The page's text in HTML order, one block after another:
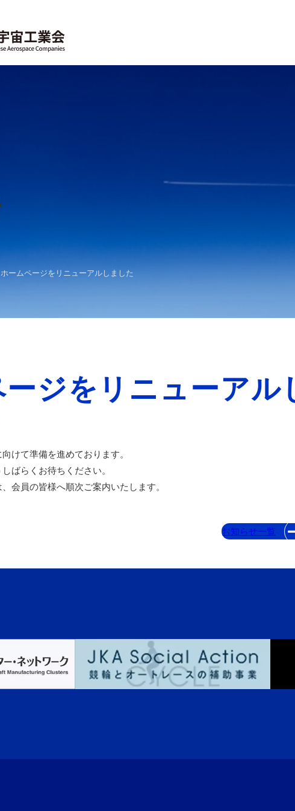
ホームページをリニューアルしました
ページをリニ
けて準備を進めております。
ばらくお待ちください。
会員の皆様へ順次ご案内いたします。
お知らせ一覧